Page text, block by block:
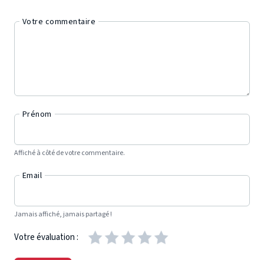
Votre commentaire
Prénom
Affiché à côté de votre commentaire.
Email
Jamais affiché, jamais partagé !
Votre évaluation :